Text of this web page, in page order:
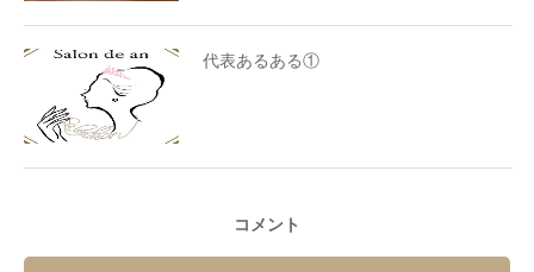
代表あるある①
コメント